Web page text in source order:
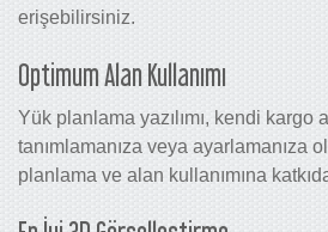
erişebilirsiniz.
Optimum Alan Kullanımı
Yük planlama yazılımı, kendi kargo
tanımlamanıza veya ayarlamanıza
planlama ve alan kullanımına